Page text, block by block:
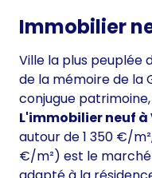
Immobilier
Ville la plus peuplée
de la mémoire de la
conjugue
L'immobilier neuf à
autour de 1 350 €/
€/m²) est le marché